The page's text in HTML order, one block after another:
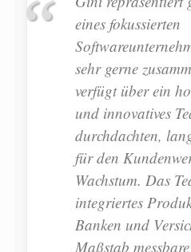
eines fokussierten
sehr gerne
verfügt über ein
und innovatives
durchdachten,
für den
Wachstum. Das
integriertes
Banken und
Maßstab